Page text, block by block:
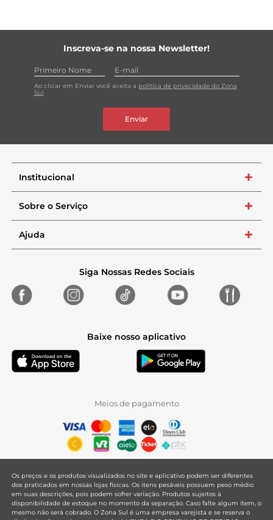
Inscreva-se na nossa Newsletter!
Ao clicar em Enviar você aceita a política de privacidade do Zona
Sul
Enviar
Institucional +
Sobre o Serviço +
Ajuda +
Siga Nossas Redes Sociais
Baixe nosso aplicativo
Meios de pagamento
Os preços e os produtos visualizados no site e aplicativo podem ser diferentes
dos praticados em nossas lojas físicas. Os itens pesáveis possuem peso médio
em suas descrições, pois podem sofrer variação. Produtos sujeitos à
disponibilidade de estoque no momento da separação. Caso falte algum item, o
mesmo não será cobrado. O Zona Sul é uma empresa varejista e se reserva o